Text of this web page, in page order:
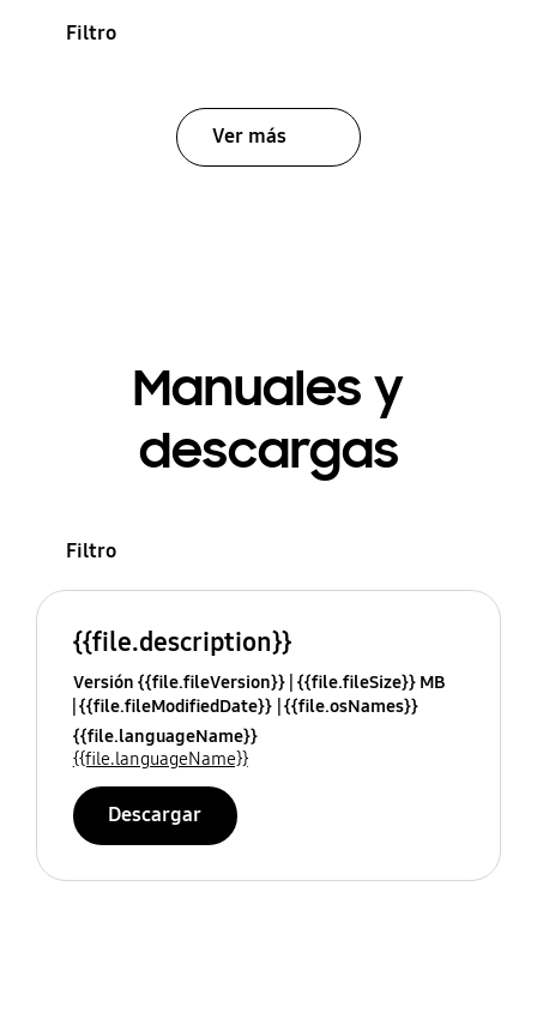
Filtro
Ver más
Manuales y
descargas
Filtro
{{file.description}}
Versión {{file.fileVersion}} {{file.fileSize}} MB
{{file.fileModifiedDate}} {{file.osNames}}
{{file.languageName}}
{{file.languageName}}
Descargar